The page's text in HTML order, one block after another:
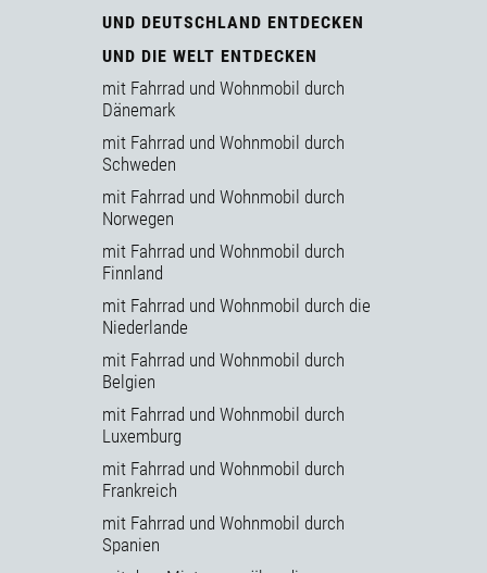
UND DEUTSCHLAND ENTDECKEN
UND DIE WELT ENTDECKEN
mit Fahrrad und Wohnmobil durch
Dänemark
mit Fahrrad und Wohnmobil durch
Schweden
mit Fahrrad und Wohnmobil durch
Norwegen
mit Fahrrad und Wohnmobil durch
Finnland
mit Fahrrad und Wohnmobil durch die
Niederlande
mit Fahrrad und Wohnmobil durch
Belgien
mit Fahrrad und Wohnmobil durch
Luxemburg
mit Fahrrad und Wohnmobil durch
Frankreich
mit Fahrrad und Wohnmobil durch
Spanien